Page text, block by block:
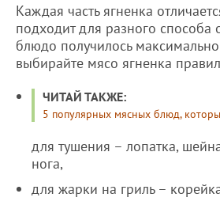
Каждая часть ягненка
подходит для разного способа
блюдо получилось
выбирайте мясо ягненка
ЧИТАЙ ТАКЖЕ:
5 популярных мясных блюд,
для тушения – лопатка,
нога,
для жарки на гриль –